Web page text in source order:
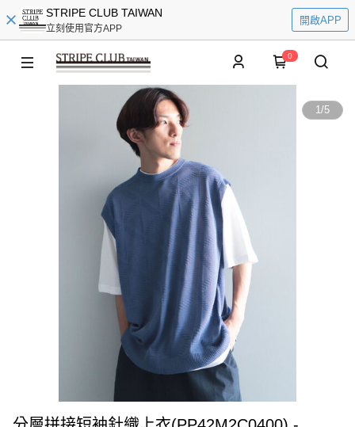
STRIPE CLUB TAIWAN
立刻使用官方APP
開啟APP
0
1/5